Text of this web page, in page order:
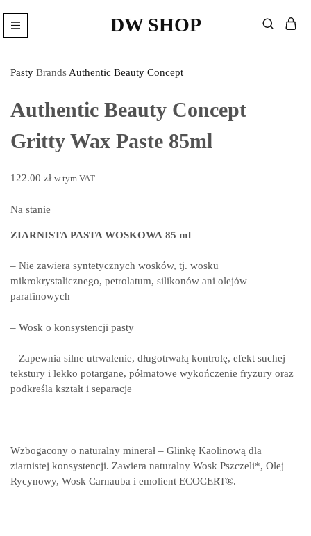
DW SHOP
Shop
Fryzjerskie
–
Pasty Brands Authentic Beauty Concept
Authentic Beauty Concept
Gritty Wax Paste 85ml
122.00 zł w tym VAT
Na stanie
ZIARNISTA PASTA WOSKOWA 85 ml
– Nie zawiera syntetycznych wosków, tj. wosku
mikrokrystalicznego, petrolatum, silikonów ani olejów
parafinowych
– Wosk o konsystencji pasty
– Zapewnia silne utrwalenie, długotrwałą kontrolę, efekt suchej
tekstury i lekko potargane, półmatowe wykończenie fryzury oraz
podkreśla kształt i separacje
Wzbogacony o naturalny minerał – Glinkę Kaolinową dla
ziarnistej konsystencji. Zawiera naturalny Wosk Pszczeli*, Olej
Rycynowy, Wosk Carnauba i emolient ECOCERT®.